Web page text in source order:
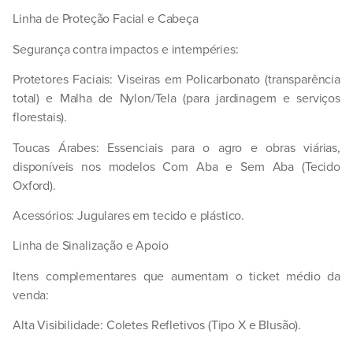
Linha de Proteção Facial e Cabeça
Segurança contra impactos e intempéries:
Protetores Faciais: Viseiras em Policarbonato (transparência
total) e Malha de Nylon/Tela (para jardinagem e serviços
florestais).
Toucas Árabes: Essenciais para o agro e obras viárias,
disponíveis nos modelos Com Abae Sem Aba (Tecido
Oxford).
Acessórios: Jugulares em tecido e plástico.
Linha de Sinalização e Apoio
Itens complementares que aumentam o ticket médio da
venda:
Alta Visibilidade: Coletes Refletivos (Tipo X e Blusão).